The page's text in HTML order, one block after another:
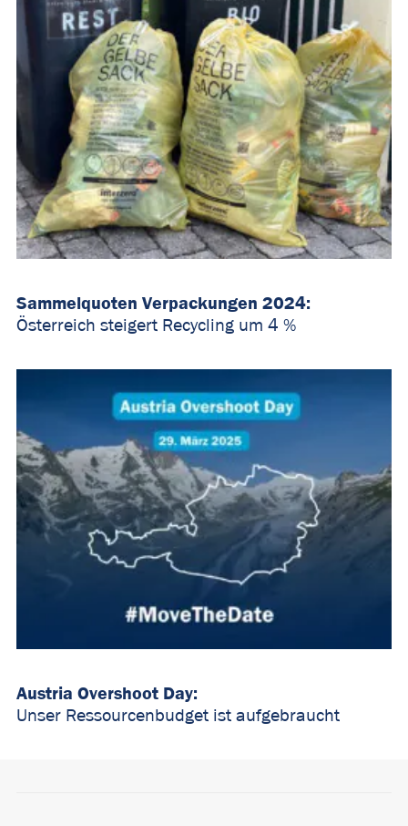
Sammelquoten Verpackungen 2024:
Österreich steigert Recycling um 4 %
Austria Overshoot Day:
Unser Ressourcenbudget ist aufgebraucht